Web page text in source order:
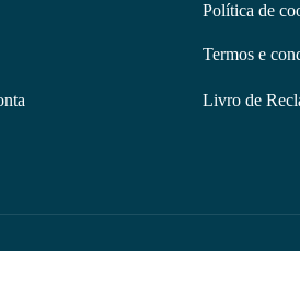
Política de
Termos e
Livro de